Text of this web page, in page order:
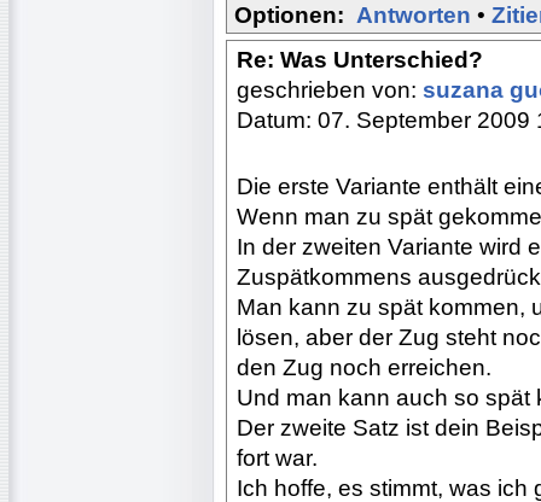
Optionen: Antworten •
Re: Was Unterschied?
geschrieben von: suzana
Datum: 07. September 2009
Die erste Variante enthält
Wenn man zu spät
In der zweiten Variante wird
Zuspätkommens
Man kann zu spät kommen,
lösen, aber der Zug steht
den Zug noch erreichen.
Und man kann auch so spät
Der zweite Satz ist dein
fort war.
Ich hoffe, es stimmt, was